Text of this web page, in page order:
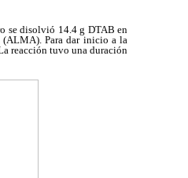
se disolvió 14.4 g DTAB en
Para dar inicio a la
reacción tuvo una duración